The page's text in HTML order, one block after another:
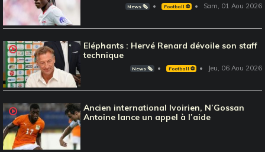
News 🗞️ Football ⚽️ Sam, 01 Aou 2026
Eléphants : Hervé Renard dévoile son staff
technique
News 🗞️ Football ⚽️ Jeu, 06 Aou 2026
Ancien international Ivoirien, N’Gossan
Antoine lance un appel à l’aide